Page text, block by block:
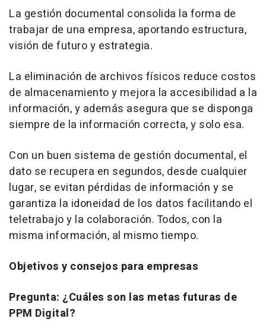
La gestión documental consolida la forma de
trabajar de una empresa, aportando estructura,
visión de futuro y estrategia.
La eliminación de archivos físicos reduce costos
de almacenamiento y mejora la accesibilidad a la
información, y además asegura que se disponga
siempre de la información correcta, y solo esa.
Con un buen sistema de gestión documental, el
dato se recupera en segundos, desde cualquier
lugar, se evitan pérdidas de información y se
garantiza la idoneidad de los datos facilitando el
teletrabajo y la colaboración. Todos, con la
misma información, al mismo tiempo.
Objetivos y consejos para empresas
Pregunta: ¿Cuáles son las metas futuras de
PPM Digital?